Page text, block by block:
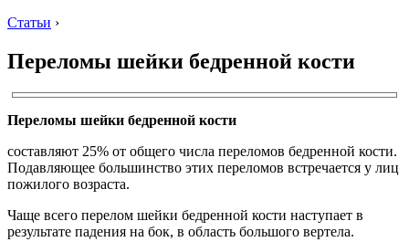
Статьи ›
Переломы шейки бедренной кости
Переломы шейки бедренной кости
составляют 25% от общего числа переломов бедренной кости.
Подавляющее большинство этих переломов встречается у лиц
пожилого возраста.
Чаще всего перелом шейки бедренной кости наступает в
результате падения на бок, в область большого вертела.